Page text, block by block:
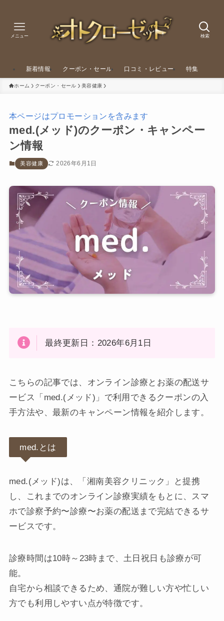
検索
メニュー
新着情報 クーポン・セール 口コミ・レビュー 特集
ホーム クーポン・セール 美容健康
本ページはプロモーションを含みます
med.(メッド)のクーポン・キャンペー
ン情報
美容健康 2026年6月1日
最終更新日：2026年6月1日
こちらの記事では、オンライン診療とお薬の配送サ
ービス「med.(メッド)」で利用できるクーポンの入
手方法や、最新のキャンペーン情報を紹介します。
med.とは
med.(メッド)は、「湘南美容クリニック」と提携
し、これまでのオンライン診療実績をもとに、スマ
ホで診察予約〜診療〜お薬の配送まで完結できるサ
ービスです。
診療時間は10時～23時まで、土日祝日も診療が可
能。
自宅から相談できるため、通院が難しい方や忙しい
方でも利用しやすい点が特徴です。